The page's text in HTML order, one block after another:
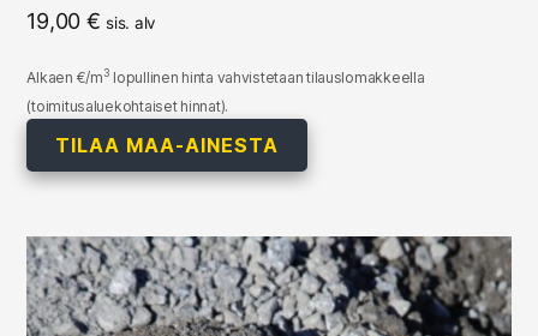
19,00 € sis. alv
Alkaen €/m3 lopullinen hinta vahvistetaan tilauslomakkeella
(toimitusaluekohtaiset hinnat).
TILAA MAA-AINESTA